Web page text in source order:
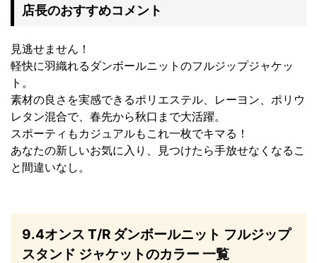
店長のおすすめコメント
見逃せません！
軽快に羽織れるダンボールニットのフルジップジャケッ
ト。
素材の良さを実感できるポリエステル、レーヨン、ポリウ
レタン混合で、春先から秋口まで大活躍。
スポーティもカジュアルもこれ一枚でキマる！
あなたの新しいお気に入り、見つけたら手放せなくなるこ
と間違いなし。
9.4オンス T/R ダンボールニット フルジップ
スタンド ジャケットのカラー 一覧